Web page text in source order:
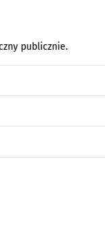
publicznie.